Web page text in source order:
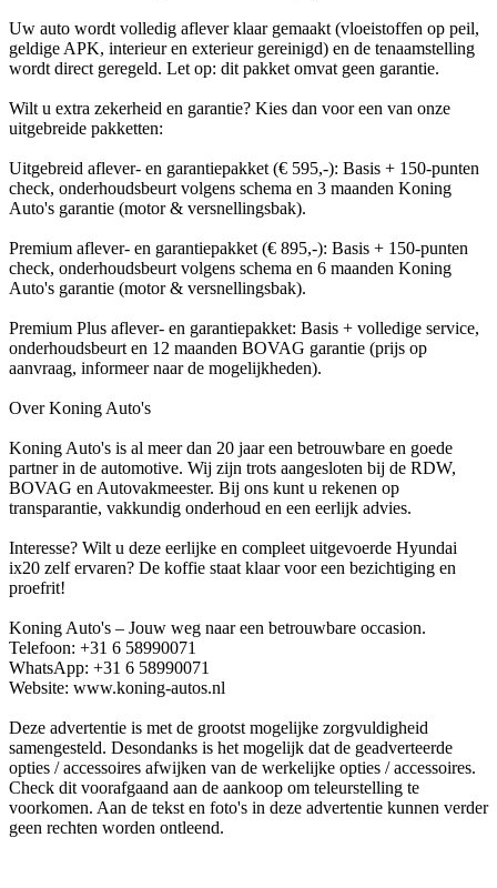
Uw auto wordt volledig aflever klaar gemaakt (vloeistoffen op peil,
geldige APK, interieur en exterieur gereinigd) en de tenaamstelling
wordt direct geregeld. Let op: dit pakket omvat geen garantie.
Wilt u extra zekerheid en garantie? Kies dan voor een van onze
uitgebreide pakketten:
Uitgebreid aflever- en garantiepakket (€ 595,-): Basis + 150-punten
check, onderhoudsbeurt volgens schema en 3 maanden Koning
Auto's garantie (motor & versnellingsbak).
Premium aflever- en garantiepakket (€ 895,-): Basis + 150-punten
check, onderhoudsbeurt volgens schema en 6 maanden Koning
Auto's garantie (motor & versnellingsbak).
Premium Plus aflever- en garantiepakket: Basis + volledige service,
onderhoudsbeurt en 12 maanden BOVAG garantie (prijs op
aanvraag, informeer naar de mogelijkheden).
Over Koning Auto's
Koning Auto's is al meer dan 20 jaar een betrouwbare en goede
partner in de automotive. Wij zijn trots aangesloten bij de RDW,
BOVAG en Autovakmeester. Bij ons kunt u rekenen op
transparantie, vakkundig onderhoud en een eerlijk advies.
Interesse? Wilt u deze eerlijke en compleet uitgevoerde Hyundai
ix20 zelf ervaren? De koffie staat klaar voor een bezichtiging en
proefrit!
Koning Auto's – Jouw weg naar een betrouwbare occasion.
Telefoon: +31 6 58990071
WhatsApp: +31 6 58990071
Website: www.koning-autos.nl
Deze advertentie is met de grootst mogelijke zorgvuldigheid
samengesteld. Desondanks is het mogelijk dat de geadverteerde
opties / accessoires afwijken van de werkelijke opties / accessoires.
Check dit voorafgaand aan de aankoop om teleurstelling te
voorkomen. Aan de tekst en foto's in deze advertentie kunnen verder
geen rechten worden ontleend.